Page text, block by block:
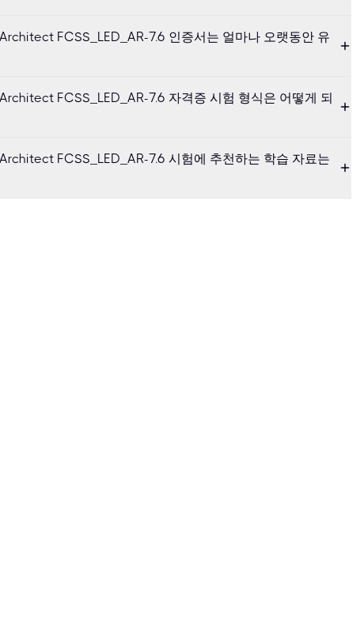
FCSS_LED_AR-7.6 인증서는 얼마나 오랫동안 유
FCSS_LED_AR-7.6 자격증 시험 형식은 어떻게 되
FCSS_LED_AR-7.6 시험에 추천하는 학습 자료는